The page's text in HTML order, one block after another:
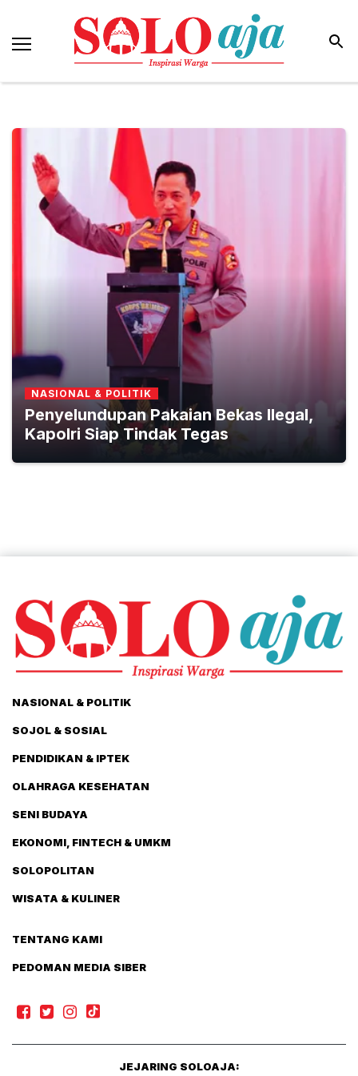
NASIONAL & POLITIK
Penyelundupan Pakaian Bekas Ilegal,
Kapolri Siap Tindak Tegas
NASIONAL & POLITIK
SOJOL & SOSIAL
PENDIDIKAN & IPTEK
OLAHRAGA KESEHATAN
SENI BUDAYA
EKONOMI, FINTECH & UMKM
SOLOPOLITAN
WISATA & KULINER
TENTANG KAMI
PEDOMAN MEDIA SIBER
JEJARING SOLOAJA: